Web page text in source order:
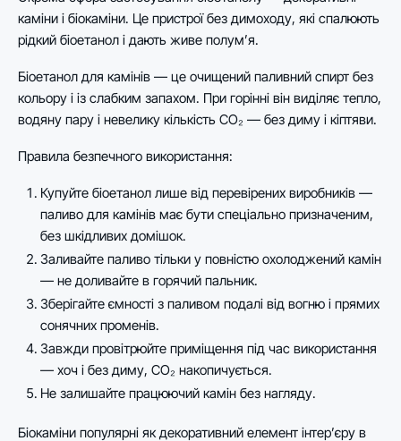
каміни і біокаміни. Це пристрої без димоходу, які спалюють
рідкий біоетанол і дають живе полум’я.
Біоетанол для камінів — це очищений паливний спирт без
кольору і із слабким запахом. При горінні він виділяє тепло,
водяну пару і невелику кількість CO₂ — без диму і кіптяви.
Правила безпечного використання:
Купуйте біоетанол лише від перевірених виробників —
паливо для камінів має бути спеціально призначеним,
без шкідливих домішок.
Заливайте паливо тільки у повністю охолоджений камін
— не доливайте в горячий пальник.
Зберігайте ємності з паливом подалі від вогню і прямих
сонячних променів.
Завжди провітрюйте приміщення під час використання
— хоч і без диму, CO₂ накопичується.
Не залишайте працюючий камін без нагляду.
Біокаміни популярні як декоративний елемент інтер’єру в